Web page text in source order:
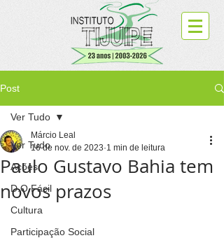
Post
Ver Tudo
Ações
D.O.Fácil
Cultura
Participação Social
Ver Tudo
Paulo Gustavo Bahia tem
novos prazos
Márcio Leal
16 de nov. de 2023 1 min de leitura